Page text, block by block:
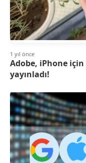
1 yıl önce
Adobe, iPhone
yayınladı!